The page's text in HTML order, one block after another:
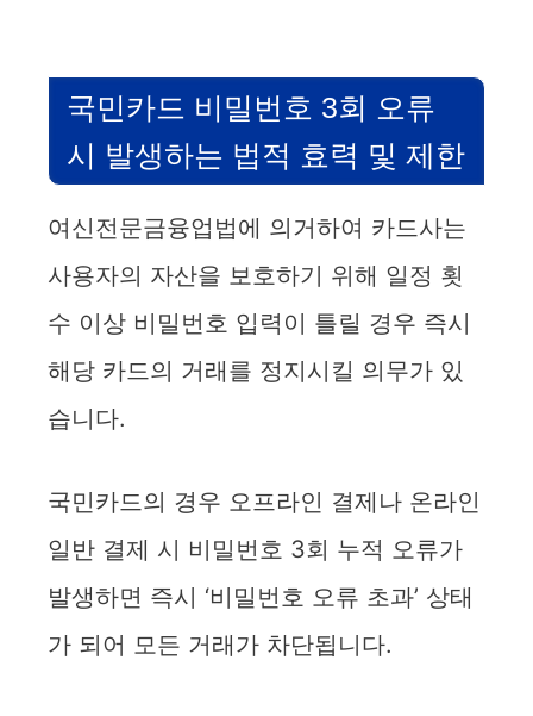
국민카드 비밀번호 3회 오류
시 발생하는 법적 효력 및 제한
여신전문금융업법에 의거하여 카드사는
사용자의 자산을 보호하기 위해 일정 횟
수 이상 비밀번호 입력이 틀릴 경우 즉시
해당 카드의 거래를 정지시킬 의무가 있
습니다.
국민카드의 경우 오프라인 결제나 온라인
일반 결제 시 비밀번호 3회 누적 오류가
발생하면 즉시 ‘비밀번호 오류 초과’ 상태
가 되어 모든 거래가 차단됩니다.